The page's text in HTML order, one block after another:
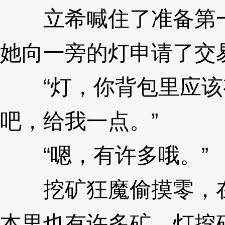
立希喊住了准备第
她向一旁的灯申请了交
“灯，你背包里应该
吧，给我一点。”
“嗯，有许多哦。”
挖矿狂魔偷摸零，